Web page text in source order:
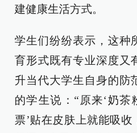
建健康生活方式。
学生们纷纷表示，这种
育形式既有专业深度又
升当代大学生自身的防
的学生说：“原来‘奶茶
票’贴在皮肤上就能吸